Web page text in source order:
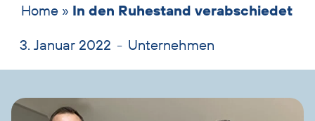
Home » In den Ruhestand verabschiedet
3. Januar 2022 - Unternehmen
und